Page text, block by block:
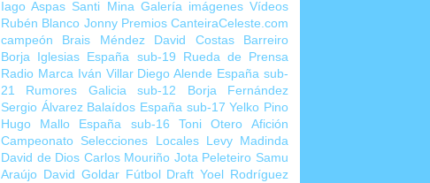
Iago Aspas Santi Mina Galería imágenes Vídeos
Rubén Blanco Jonny Premios CanteiraCeleste.com
campeón
Brais Méndez David Costas
Barreiro
Borja Iglesias
España sub-19
Rueda de Prensa
Radio Marca
Iván Villar Diego Alende España sub-
21
Rumores Galicia sub-12
Borja Fernández
Sergio Álvarez Balaídos España sub-17 Yelko Pino
Hugo Mallo
España sub-16 Toni Otero
Afición
Campeonato Selecciones Locales
Levy Madinda
David de Dios Carlos Mouriño Jota Peleteiro Samu
Araújo David Goldar Fútbol Draft Yoel Rodríguez